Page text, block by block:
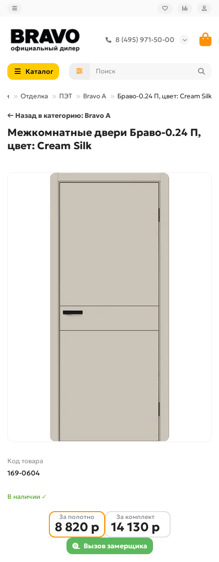
8 (495) 971-50-00
Каталог
Отделка ПЭТ Bravo A Браво-0.24 П, цвет: Cream Silk
← Назад в категорию: Bravo A
Межкомнатные двери Браво-0.24 П,
цвет: Cream Silk
Код товара
169-0604
В наличии ✓
За полотно
8 820 р
За комплект
14 130 р
Вызов замерщика